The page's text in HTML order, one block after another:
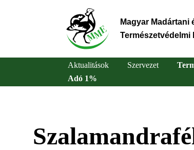
Magyar Madártani
Természetvédelmi
Main
Aktualitások Szervezet
Adó 1%